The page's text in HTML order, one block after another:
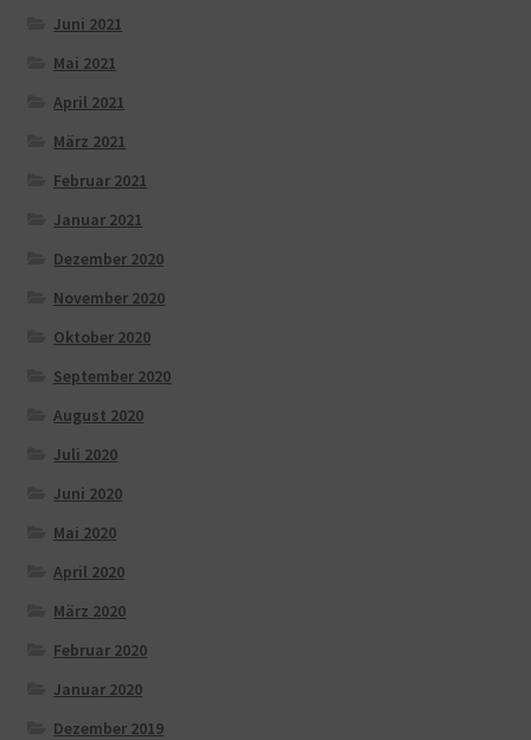
Juni 2021
Mai 2021
April 2021
März 2021
Februar 2021
Januar 2021
Dezember 2020
November 2020
Oktober 2020
September 2020
August 2020
Juli 2020
Juni 2020
Mai 2020
April 2020
März 2020
Februar 2020
Januar 2020
Dezember 2019